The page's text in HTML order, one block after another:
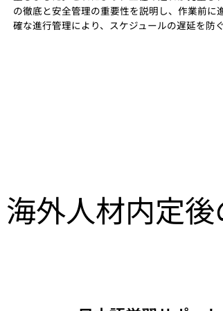
の徹底と安全管理の重要性を説明し、作業前
確な進行管理により、スケジュールの遅延を防
海外人材内定